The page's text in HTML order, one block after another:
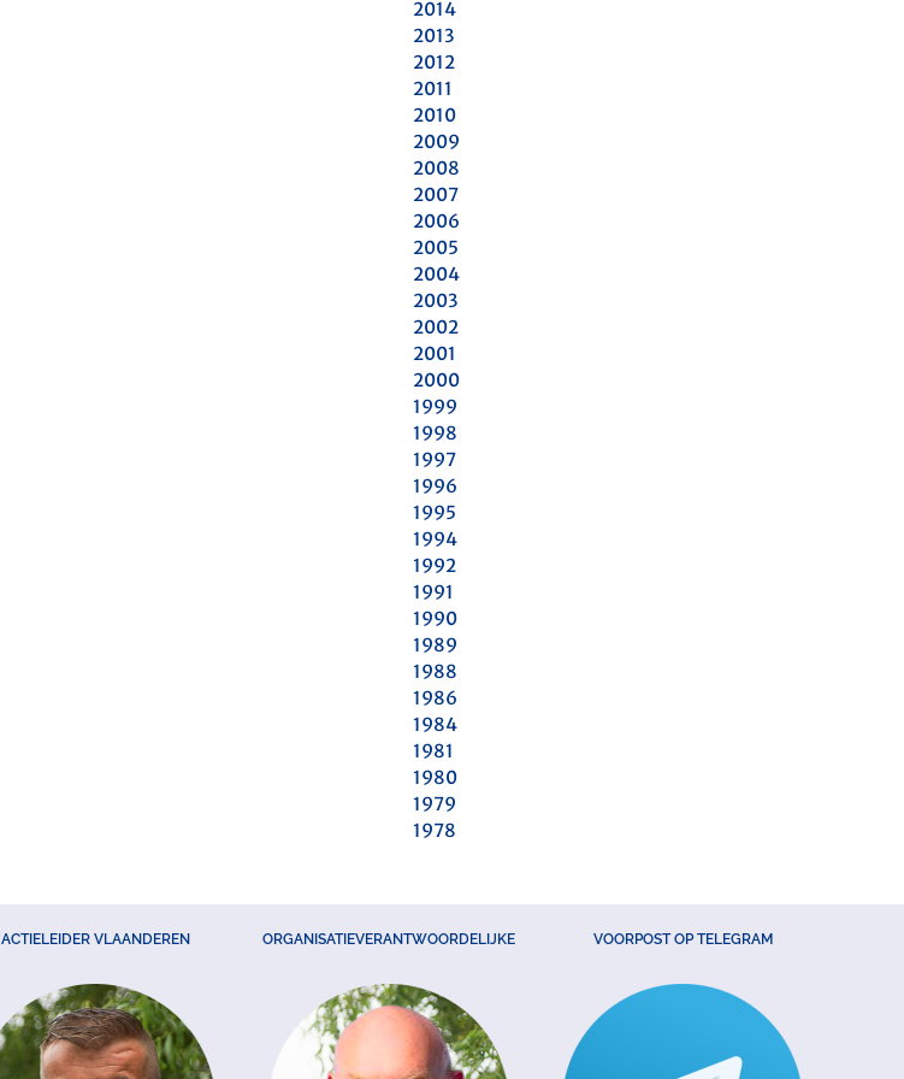
2014
2013
2012
2011
2010
2009
2008
2007
2006
2005
2004
2003
2002
2001
2000
1999
1998
1997
1996
1995
1994
1992
1991
1990
1989
1988
1986
1984
1981
1980
1979
1978
ACTIELEIDER VLAANDEREN ORGANISATIEVERANTWOORDELIJKE VOORPOST OP TELEGRAM